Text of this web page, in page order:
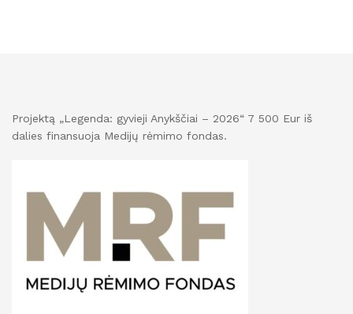
Projektą „Legenda: gyvieji Anykščiai – 2026“ 7 500 Eur iš
dalies finansuoja Medijų rėmimo fondas.